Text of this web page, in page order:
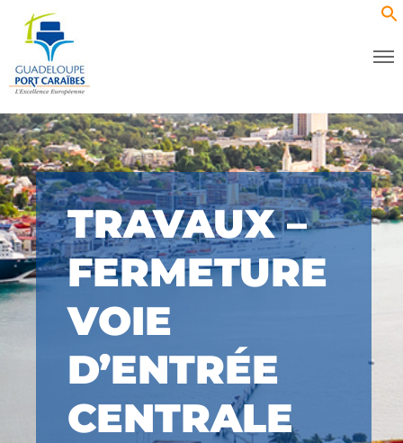
TRAVAUX –
FERMETURE
VOIE
D’ENTRÉE
CENTRALE